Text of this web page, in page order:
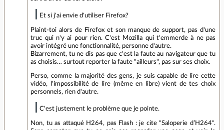
Et si j'ai envie d'utiliser Firefox?
Plaint-toi alors de Firefox et son manque de support, pas d'une
truc qui n'y ai pour rien. C'est Mozilla qui t'emmerde à ne pas
avoir intégré une fonctionnalité, personne d'autre.
Bizarrement, tu ne dis pas que c'est la faute au navigateur que tu
as choisis… surtout reporter la faute "ailleurs", pas sur ses choix.
Perso, comme la majorité des gens, je suis capable de lire cette
vidéo, l'impossibilité de lire (même en libre) vient de tes choix
personnels, rien d'autre.
C'est justement le problème que je pointe.
Non, tu as attaqué H264, pas Flash : je cite "Saloperie d’H264".